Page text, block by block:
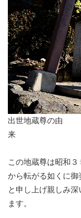
出世地蔵尊の由
この地蔵尊は昭和
から転がる如くに
と申し上げ親しみ
ます。